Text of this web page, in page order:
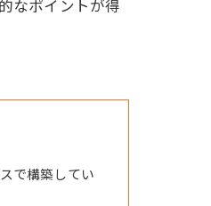
なポイントが得
で構築してい